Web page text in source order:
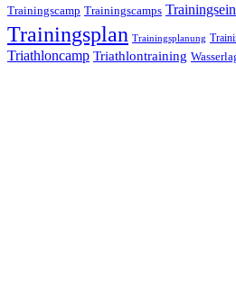
Trainingscamp Trainingscamps
Trainingsplan Trainingsplanung
Triathloncamp Triathlontraining